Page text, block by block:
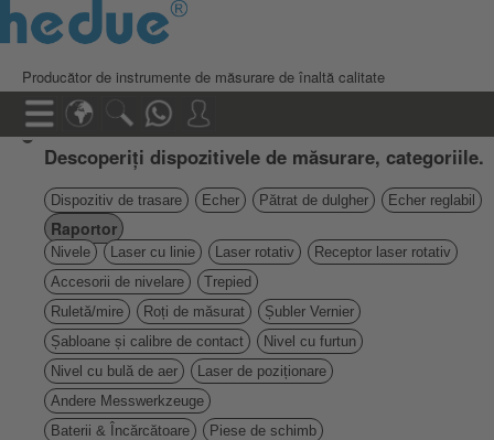
Producător de instrumente de măsurare de înaltă calitate
Descoperiți dispozitivele de măsurare, categoriile.
Dispozitiv de trasare Echer Pătrat de dulgher Echer reglabil
Raportor
Nivele Laser cu linie Laser rotativ
Receptor laser rotativ
Accesorii de nivelare
Trepied
Ruletă/mire
Roți de măsurat
Șubler Vernier
Șabloane și calibre de contact
Nivel cu furtun
Nivel cu bulă de aer
Laser de poziționare
Andere Messwerkzeuge
Baterii & Încărcătoare
Piese de schimb